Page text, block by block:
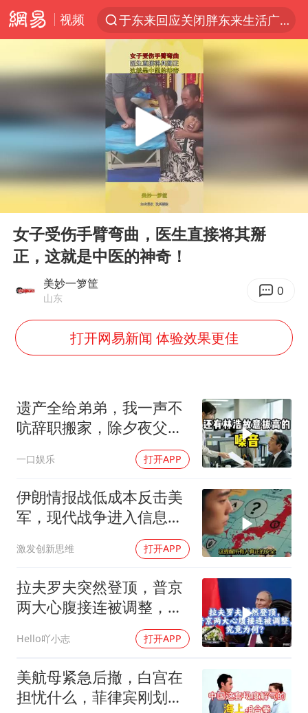
视频
于东来回应关闭胖东来生活广场店
杭州机场已取消航班388架次
《披荆斩棘2026》阵容官宣
白海豚北上或致京津冀暴雨
中国第1高楼阻尼器摆动明显
上海有出现龙卷潜势
2025年小学教师减少13.19万
以军士兵把枪口对准中国记者
《龙餐馆》 冲奖
构建更高水平的全民健身公共服务体系
男子被沙蜇蜇伤5小时后呼吸困难
奋力开创中国式现代化建设新局面
Play
女子受伤手臂弯曲，医生直接将其掰
正，这就是中医的神奇！
美妙一箩筐
山东 0
打开网易新闻 体验效果更佳
遗产全给弟弟，我一声不
吭辞职搬家，除夕夜父亲
一口娱乐 打开APP
伊朗情报战低成本反击美
军，现代战争进入信息战
激发创新思维 打开APP
拉夫罗夫突然登顶，普京
两大心腹接连被调整，究
Hello吖小志 打开APP
美航母紧急后撤，白宫在
担忧什么，菲律宾刚划下